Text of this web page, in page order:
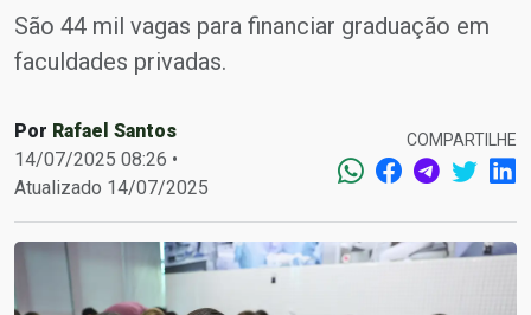
São 44 mil vagas para financiar graduação em
faculdades privadas.
Por Rafael Santos
14/07/2025 08:26 •
Atualizado 14/07/2025
COMPARTILHE